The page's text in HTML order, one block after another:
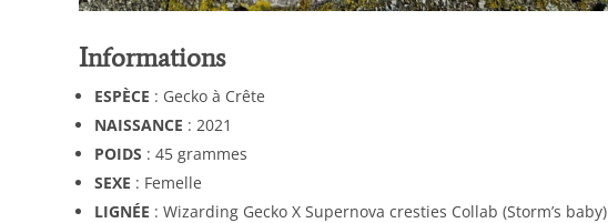
Informations
ESPÈCE : Gecko à Crête
NAISSANCE : 2021
POIDS : 45 grammes
SEXE : Femelle
LIGNÉE : Wizarding Gecko X Supernova cresties Collab (Storm’s baby)